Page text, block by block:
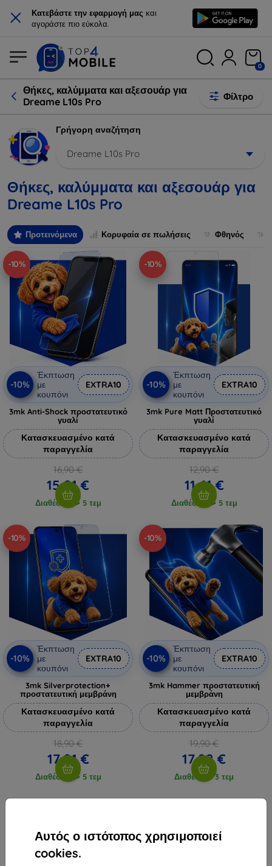
× Κατεβάστε την εφαρμογή μας και
αγοράστε πιο εύκολα.
Αυτός ο ιστότοπος χρησιμοποιεί
cookies.
0
Θήκες, καλύμματα και αξεσουάρ για
Dreame L10s Pro
Φίλτρο
Γρήγορη αναζήτηση
Dreame L10s Pro
Θήκες, καλύμματα και αξεσουάρ για
Dreame L10s Pro
Προτεινόμενα Κορυφαία σε πωλήσεις Φθηνός
-10%
-10%
Έκπτωση
με
κουπόνι
EXTRA10
3mk Anti-Shock προστατευτικό
γυαλί
Κατασκευασμένο κατά
παραγγελία
16,90 €
15,21 €
Διαθέσιμο > 5 τεμ
-10%
-10%
Έκπτωση
με
κουπόνι
EXTRA10
3mk Pure Matt Προστατευτικό
γυαλί
Κατασκευασμένο κατά
παραγγελία
12,90 €
11,61 €
Διαθέσιμο > 5 τεμ
-10%
-10%
Έκπτωση
με
κουπόνι
EXTRA10
3mk Silverprotection+
προστατευτική μεμβράνη
Κατασκευασμένο κατά
παραγγελία
18,90 €
17,01 €
Διαθέσιμο > 5 τεμ
-10%
-10%
Έκπτωση
με
κουπόνι
EXTRA10
3mk Hammer προστατευτική
μεμβράνη
Κατασκευασμένο κατά
παραγγελία
19,90 €
17,92 €
Διαθέσιμο 3 τεμ